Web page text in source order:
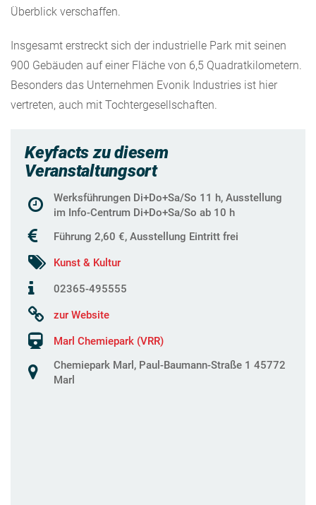
Überblick verschaffen.
Insgesamt erstreckt sich der industrielle Park mit seinen
900 Gebäuden auf einer Fläche von 6,5 Quadratkilometern.
Besonders das Unternehmen Evonik Industries ist hier
vertreten, auch mit Tochtergesellschaften.
Keyfacts zu diesem
Veranstaltungsort
Werksführungen Di+Do+Sa/So 11 h, Ausstellung
im Info-Centrum Di+Do+Sa/So ab 10 h
Führung 2,60 €, Ausstellung Eintritt frei
Kunst & Kultur
02365-495555
zur Website
Marl Chemiepark (VRR)
Chemiepark Marl, Paul-Baumann-Straße 1 45772
Marl